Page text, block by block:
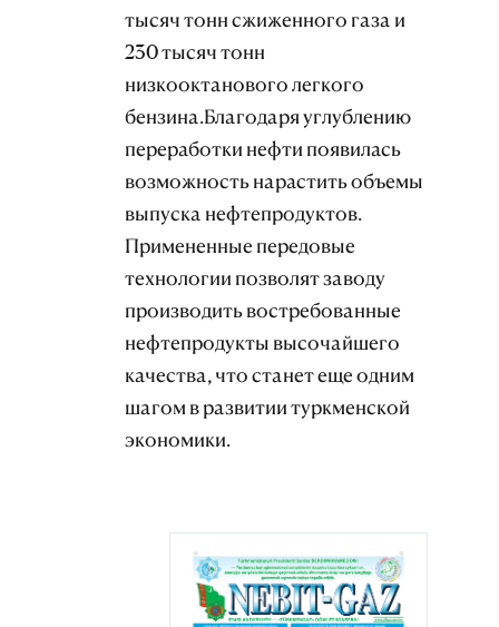
тысяч тонн сжиженного газа и
230 тысяч тонн
низкооктанового легкого
бензина.Благодаря углублению
переработки нефти появилась
возможность нарастить объемы
выпуска нефтепродуктов.
Примененные передовые
технологии позволят заводу
производить востребованные
нефтепродукты высочайшего
качества, что станет еще одним
шагом в развитии туркменской
экономики.